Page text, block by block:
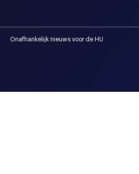
Onafhankelijk nieuws voor de HU